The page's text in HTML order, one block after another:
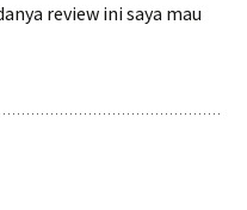
review ini saya mau